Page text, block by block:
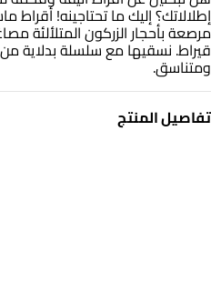
إطلالاتك؟ إليك ما تحتاجينه!
قيراط. نسقيها مع سلسلة بدلاية
ومتناسق.
تفاصيل المنتج